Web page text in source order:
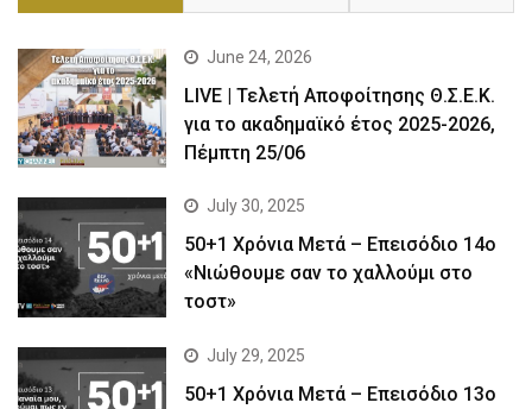
June 24, 2026
LIVE | Τελετή Αποφοίτησης Θ.Σ.Ε.Κ.
για το ακαδημαϊκό έτος 2025-2026,
Πέμπτη 25/06
July 30, 2025
50+1 Χρόνια Μετά – Επεισόδιο 14ο
«Νιώθουμε σαν το χαλλούμι στο
τοστ»
July 29, 2025
50+1 Χρόνια Μετά – Επεισόδιο 13ο